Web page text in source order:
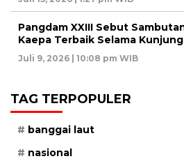
Pangdam XXIII Sebut
Kaepa Terbaik Selama
Juli 9, 2026 | 10:08 pm WIB
TAG TERPOPULER
banggai laut
nasional